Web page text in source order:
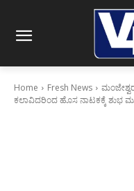
Home Fresh News
ಕಲಾವಿದರಿಂದ ಹೊಸ ನಾಟಕಕ್ಕೆ ಶುಭ